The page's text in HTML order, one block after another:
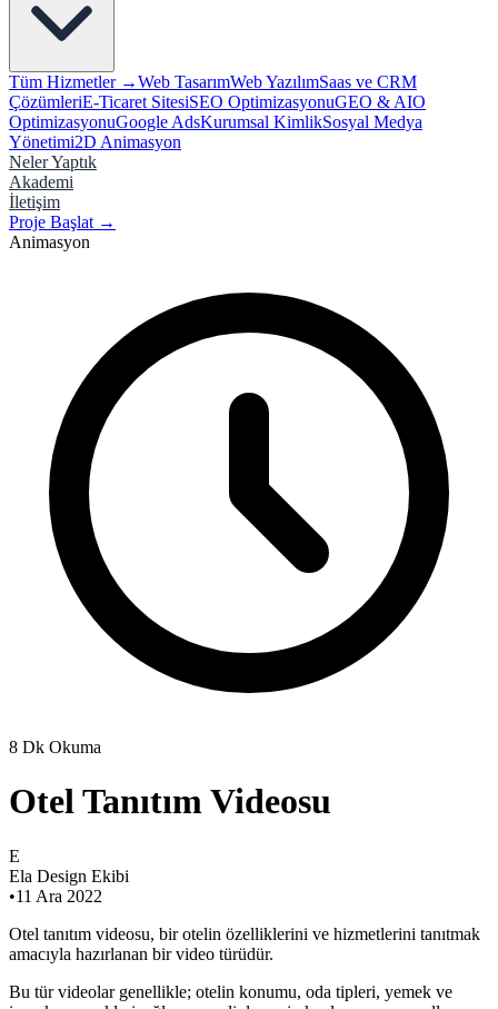
Tüm Hizmetler →Web TasarımWeb YazılımSaas ve CRM
ÇözümleriE-Ticaret SitesiSEO OptimizasyonuGEO & AIO
OptimizasyonuGoogle AdsKurumsal KimlikSosyal Medya
Yönetimi2D Animasyon
Neler Yaptık
Akademi
İletişim
Proje Başlat →
Animasyon
8 Dk Okuma
Otel Tanıtım Videosu
E
Ela Design Ekibi
•11 Ara 2022
Otel tanıtım videosu, bir otelin özelliklerini ve hizmetlerini tanıtmak
amacıyla hazırlanan bir video türüdür.
Bu tür videolar genellikle; otelin konumu, oda tipleri, yemek ve